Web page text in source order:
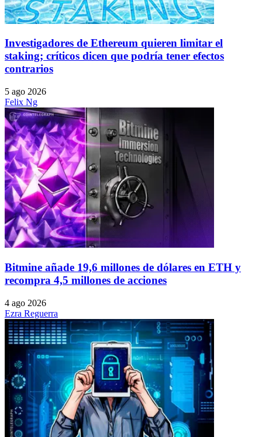
Investigadores de Ethereum quieren limitar el
staking; críticos dicen que podría tener efectos
contrarios
5 ago 2026
Felix Ng
Bitmine añade 19,6 millones de dólares en ETH y
recompra 4,5 millones de acciones
4 ago 2026
Ezra Reguerra